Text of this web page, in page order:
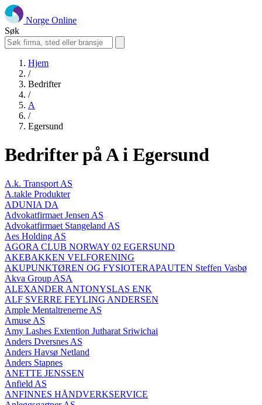
Norge Online
Søk
Hjem
/
Bedrifter
/
A
/
Egersund
Bedrifter på A i Egersund
A.k. Transport AS
A.takle Produkter
ADUNIA DA
Advokatfirmaet Jensen AS
Advokatfirmaet Stangeland AS
Aes Holding AS
AGORA CLUB NORWAY 02 EGERSUND
AKEBAKKEN VELFORENING
AKUPUNKTØREN OG FYSIOTERAPAUTEN Steffen Vasbø
Akva Group ASA
ALEXANDER ANTONYSLAS ENK
ALF SVERRE FEYLING ANDERSEN
Ample Mentaltrenerne AS
Amuse AS
Amy Lashes Extention Jutharat Sriwichai
Anders Dversnes AS
Anders Havsø Netland
Anders Stapnes
ANETTE JENSSEN
Anfield AS
ANFINNES HÅNDVERKSERVICE